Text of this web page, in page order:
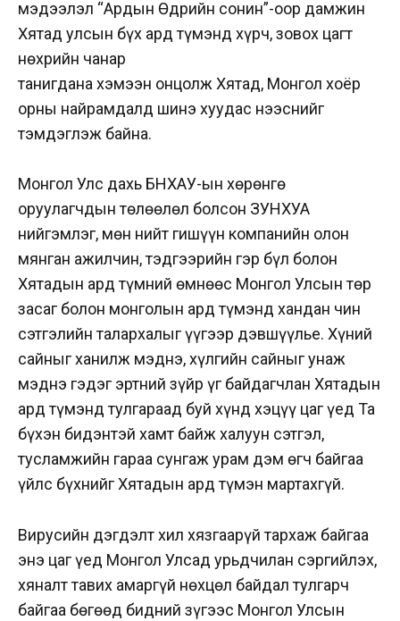
мэдээлэл “Ардын Өдрийн сонин”-оор дамжин
Хятад улсын бүх ард түмэнд хүрч, зовох цагт
нөхрийн чанар
танигдана хэмээн онцолж Хятад, Монгол хоёр
орны найрамдалд шинэ хуудас нээснийг
тэмдэглэж байна.
Монгол Улс дахь БНХАУ-ын хөрөнгө
оруулагчдын төлөөлөл болсон ЗУНХУА
нийгэмлэг, мөн нийт гишүүн компанийн олон
мянган ажилчин, тэдгээрийн гэр бүл болон
Хятадын ард түмний өмнөөс Монгол Улсын төр
засаг болон монголын ард түмэнд хандан чин
сэтгэлийн талархалыг үүгээр дэвшүүлье. Хүний
сайныг ханилж мэднэ, хүлгийн сайныг унаж
мэднэ гэдэг эртний зүйр үг байдагчлан Хятадын
ард түмэнд тулгараад буй хүнд хэцүү цаг үед Та
бүхэн бидэнтэй хамт байж халуун сэтгэл,
тусламжийн гараа сунгаж урам дэм өгч байгаа
үйлс бүхнийг Хятадын ард түмэн мартахгүй.
Вирусийн дэгдэлт хил хязгаарүй тархаж байгаа
энэ цаг үед Монгол Улсад урьдчилан сэргийлэх,
хяналт тавих амаргүй нөхцөл байдал тулгарч
байгаа бөгөөд бидний зүгээс Монгол Улсын